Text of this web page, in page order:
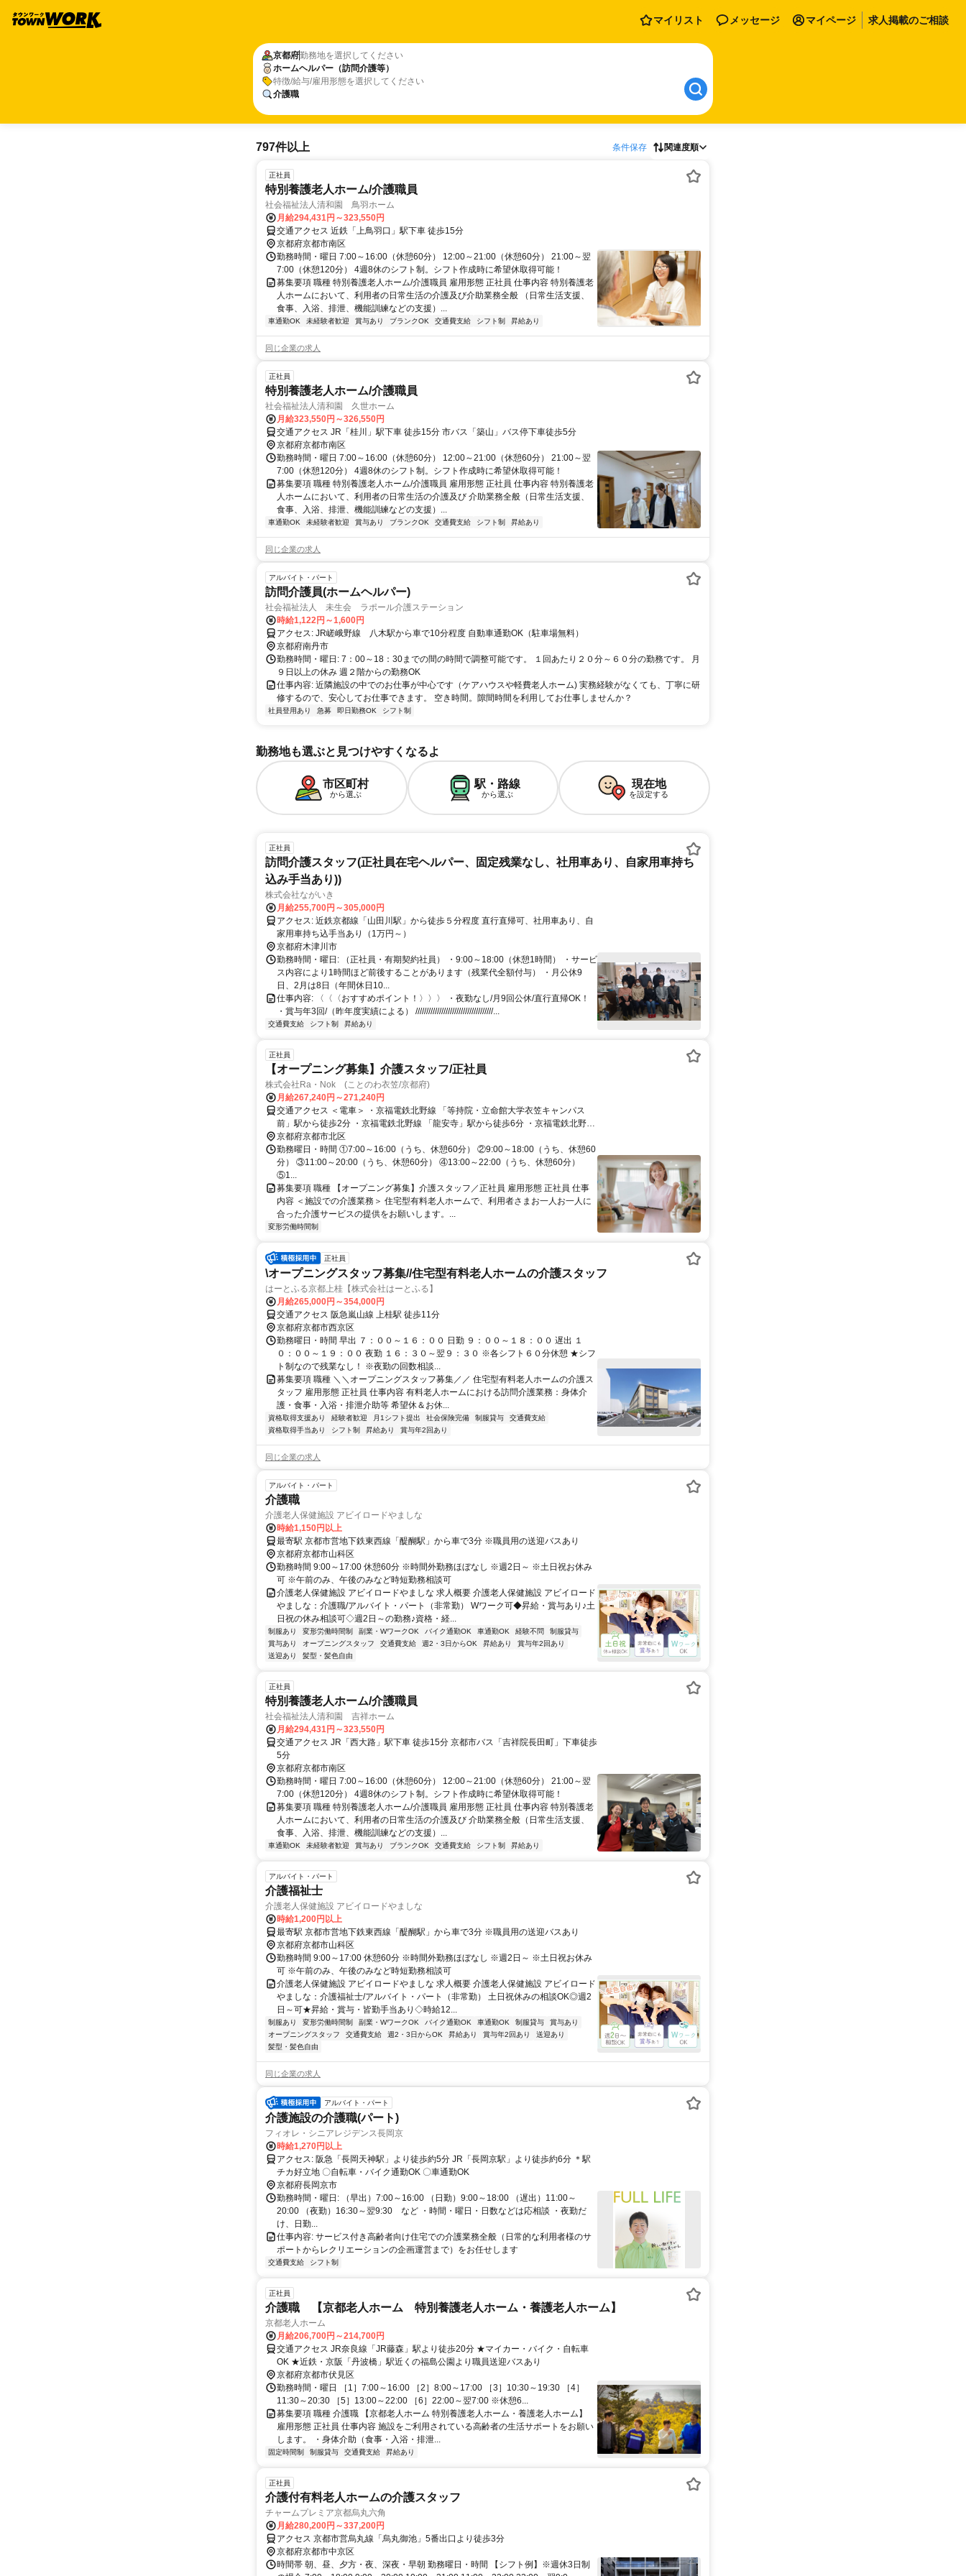
マイリスト メッセージ マイページ 求人掲載のご相談
京都府勤務地を選択してください
ホームヘルパー（訪問介護等）
特徴/給与/雇用形態を選択してください
介護職
797件以上 条件保存 関連度順
正社員
特別養護老人ホーム/介護職員
社会福祉法人清和園 鳥羽ホーム
月給294,431円～323,550円
交通アクセス 近鉄「上鳥羽口」駅下車 徒歩15分
京都府京都市南区
勤務時間・曜日 7:00～16:00（休憩60分） 12:00～21:00（休憩60分） 21:00～翌
7:00（休憩120分） 4週8休のシフト制。シフト作成時に希望休取得可能！
募集要項 職種 特別養護老人ホーム/介護職員 雇用形態 正社員 仕事内容 特別養護老
人ホームにおいて、利用者の日常生活の介護及び介助業務全般 （日常生活支援、
食事、入浴、排泄、機能訓練などの支援）...
車通勤OK 未経験者歓迎 賞与あり ブランクOK 交通費支給 シフト制 昇給あり
同じ企業の求人
正社員
特別養護老人ホーム/介護職員
社会福祉法人清和園 久世ホーム
月給323,550円～326,550円
交通アクセス JR「桂川」駅下車 徒歩15分 市バス「築山」バス停下車徒歩5分
京都府京都市南区
勤務時間・曜日 7:00～16:00（休憩60分） 12:00～21:00（休憩60分） 21:00～翌
7:00（休憩120分） 4週8休のシフト制。シフト作成時に希望休取得可能！
募集要項 職種 特別養護老人ホーム/介護職員 雇用形態 正社員 仕事内容 特別養護老
人ホームにおいて、利用者の日常生活の介護及び 介助業務全般（日常生活支援、
食事、入浴、排泄、機能訓練などの支援）...
車通勤OK 未経験者歓迎 賞与あり ブランクOK 交通費支給 シフト制 昇給あり
同じ企業の求人
アルバイト・パート
訪問介護員(ホームヘルパー)
社会福祉法人 未生会 ラポール介護ステーション
時給1,122円～1,600円
アクセス: JR嵯峨野線 八木駅から車で10分程度 自動車通勤OK（駐車場無料）
京都府南丹市
勤務時間・曜日: 7：00～18：30までの間の時間で調整可能です。 １回あたり２０分～６０分の勤務です。 月
９日以上の休み 週２階からの勤務OK
仕事内容: 近隣施設の中でのお仕事が中心です（ケアハウスや軽費老人ホーム) 実務経験がなくても、丁寧に研
修するので、安心してお仕事できます。 空き時間。隙間時間を利用してお仕事しませんか？
社員登用あり 急募 即日勤務OK シフト制
勤務地も選ぶと見つけやすくなるよ
市区町村
から選ぶ
駅・路線
から選ぶ
現在地
を設定する
正社員
訪問介護スタッフ(正社員在宅ヘルパー、固定残業なし、社用車あり、自家用車持ち
込み手当あり))
株式会社ながいき
月給255,700円～305,000円
アクセス: 近鉄京都線「山田川駅」から徒歩５分程度 直行直帰可、社用車あり、自
家用車持ち込手当あり（1万円～）
京都府木津川市
勤務時間・曜日: （正社員・有期契約社員） ・9:00～18:00（休憩1時間） ・サービ
ス内容により1時間ほど前後することがあります（残業代全額付与） ・月公休9
日、2月は8日（年間休日10...
仕事内容: 〈〈〈おすすめポイント！〉〉〉 ・夜勤なし/月9回公休/直行直帰OK！
・賞与年3回/（昨年度実績による） ////////////////////////////////////...
交通費支給 シフト制 昇給あり
正社員
【オープニング募集】介護スタッフ/正社員
株式会社Ra・Nok (ことのわ衣笠/京都府)
月給267,240円～271,240円
交通アクセス ＜電車＞ ・京福電鉄北野線 「等持院・立命館大学衣笠キャンパス
前」駅から徒歩2分 ・京福電鉄北野線 「龍安寺」駅から徒歩6分 ・京福電鉄北野線
京都府京都市北区
勤務曜日・時間 ①7:00～16:00（うち、休憩60分） ②9:00～18:00（うち、休憩60
分） ③11:00～20:00（うち、休憩60分） ④13:00～22:00（うち、休憩60分）
⑤1...
募集要項 職種 【オープニング募集】介護スタッフ／正社員 雇用形態 正社員 仕事
内容 ＜施設での介護業務＞ 住宅型有料老人ホームで、利用者さまお一人お一人に
合った介護サービスの提供をお願いします。...
変形労働時間制
正社員
\オープニングスタッフ募集//住宅型有料老人ホームの介護スタッフ
はーとふる京都上桂【株式会社はーとふる】
月給265,000円～354,000円
交通アクセス 阪急嵐山線 上桂駅 徒歩11分
京都府京都市西京区
勤務曜日・時間 早出 ７：００～１６：００ 日勤 ９：００～１８：００ 遅出 １
０：００～１９：００ 夜勤 １６：３０～翌９：３０ ※各シフト６０分休憩 ★シフ
ト制なので残業なし！ ※夜勤の回数相談...
募集要項 職種 ＼＼オープニングスタッフ募集／／ 住宅型有料老人ホームの介護ス
タッフ 雇用形態 正社員 仕事内容 有料老人ホームにおける訪問介護業務：身体介
護・食事・入浴・排泄介助等 希望休＆お休...
資格取得支援あり 経験者歓迎 月1シフト提出 社会保険完備 制服貸与
交通費支給
資格取得手当あり
シフト制 昇給あり 賞与年2回あり
同じ企業の求人
アルバイト・パート
介護職
介護老人保健施設 アビイロードやましな
時給1,150円以上
最寄駅 京都市営地下鉄東西線「醍醐駅」から車で3分 ※職員用の送迎バスあり
京都府京都市山科区
勤務時間 9:00～17:00 休憩60分 ※時間外勤務ほぼなし ※週2日～ ※土日祝お休み
可 ※午前のみ、午後のみなど時短勤務相談可
介護老人保健施設 アビイロードやましな 求人概要 介護老人保健施設 アビイロード
やましな：介護職/アルバイト・パート（非常勤） Wワーク可◆昇給・賞与あり♪土
日祝の休み相談可◇週2日～の勤務♪資格・経...
制服あり 変形労働時間制 副業・WワークOK バイク通勤OK 車通勤OK 経験不問
制服貸与
賞与あり
オープニングスタッフ 交通費支給 週2・3日からOK 昇給あり
賞与年2回あり
送迎あり
髪型・髪色自由
正社員
特別養護老人ホーム/介護職員
社会福祉法人清和園 吉祥ホーム
月給294,431円～323,550円
交通アクセス JR「西大路」駅下車 徒歩15分 京都市バス「吉祥院長田町」下車徒歩
5分
京都府京都市南区
勤務時間・曜日 7:00～16:00（休憩60分） 12:00～21:00（休憩60分） 21:00～翌
7:00（休憩120分） 4週8休のシフト制。シフト作成時に希望休取得可能！
募集要項 職種 特別養護老人ホーム/介護職員 雇用形態 正社員 仕事内容 特別養護老
人ホームにおいて、利用者の日常生活の介護及び 介助業務全般（日常生活支援、
食事、入浴、排泄、機能訓練などの支援）...
車通勤OK 未経験者歓迎 賞与あり ブランクOK 交通費支給 シフト制 昇給あり
アルバイト・パート
介護福祉士
介護老人保健施設 アビイロードやましな
時給1,200円以上
最寄駅 京都市営地下鉄東西線「醍醐駅」から車で3分 ※職員用の送迎バスあり
京都府京都市山科区
勤務時間 9:00～17:00 休憩60分 ※時間外勤務ほぼなし ※週2日～ ※土日祝お休み
可 ※午前のみ、午後のみなど時短勤務相談可
介護老人保健施設 アビイロードやましな 求人概要 介護老人保健施設 アビイロード
やましな：介護福祉士/アルバイト・パート（非常勤） 土日祝休みの相談OK◎週2
日～可★昇給・賞与・皆勤手当あり◇時給12...
制服あり 変形労働時間制 副業・WワークOK バイク通勤OK 車通勤OK 制服貸与
賞与あり
オープニングスタッフ
交通費支給 週2・3日からOK 昇給あり 賞与年2回あり
送迎あり
髪型・髪色自由
同じ企業の求人
アルバイト・パート
介護施設の介護職(パート)
フィオレ・シニアレジデンス長岡京
時給1,270円以上
アクセス: 阪急「長岡天神駅」より徒歩約5分 JR「長岡京駅」より徒歩約6分 ＊駅
チカ好立地 〇自転車・バイク通勤OK 〇車通勤OK
京都府長岡京市
勤務時間・曜日: （早出）7:00～16:00 （日勤）9:00～18:00 （遅出）11:00～
20:00 （夜勤）16:30～翌9:30 など ・時間・曜日・日数などは応相談 ・夜勤だ
け、日勤...
仕事内容: サービス付き高齢者向け住宅での介護業務全般（日常的な利用者様のサ
ポートからレクリエーションの企画運営まで）をお任せします
交通費支給 シフト制
正社員
介護職 【京都老人ホーム 特別養護老人ホーム・養護老人ホーム】
京都老人ホーム
月給206,700円～214,700円
交通アクセス JR奈良線「JR藤森」駅より徒歩20分 ★マイカー・バイク・自転車
OK ★近鉄・京阪「丹波橋」駅近くの福島公園より職員送迎バスあり
京都府京都市伏見区
勤務時間・曜日 ［1］7:00～16:00 ［2］8:00～17:00 ［3］10:30～19:30 ［4］
11:30～20:30 ［5］13:00～22:00 ［6］22:00～翌7:00 ※休憩6...
募集要項 職種 介護職 【京都老人ホーム 特別養護老人ホーム・養護老人ホーム】
雇用形態 正社員 仕事内容 施設をご利用されている高齢者の生活サポートをお願い
します。 ・身体介助（食事・入浴・排泄...
固定時間制 制服貸与 交通費支給 昇給あり
正社員
介護付有料老人ホームの介護スタッフ
チャームプレミア京都烏丸六角
月給280,200円～337,200円
アクセス 京都市営烏丸線「烏丸御池」5番出口より徒歩3分
京都府京都市中京区
時間帯 朝、昼、夕方・夜、深夜・早朝 勤務曜日・時間 【シフト例】※週休3日制